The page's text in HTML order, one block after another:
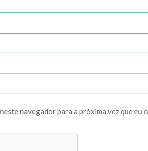
navegador para a próxima vez que eu